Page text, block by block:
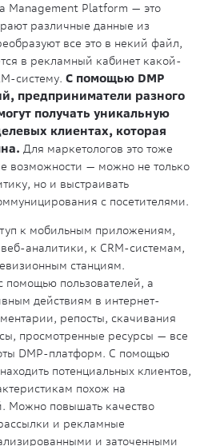
Management Platform — это
различные данные из
все это в некий файл,
в рекламный кабинет какой-
систему. С помощью DMP
предприниматели разного
получать уникальную
клиентах, которая
Для маркетологов это тоже
возможности — можно не только
но и выстраивать
с посетителями.
к мобильным приложениям,
аналитики, к CRM-системам,
станциям.
пользователей, а
действиям в интернет-
репосты, скачивания
просмотренные ресурсы — все
DMP-платформ. С помощью
потенциальных клиентов,
похож на
Можно повышать качество
и рекламные
и заточенными